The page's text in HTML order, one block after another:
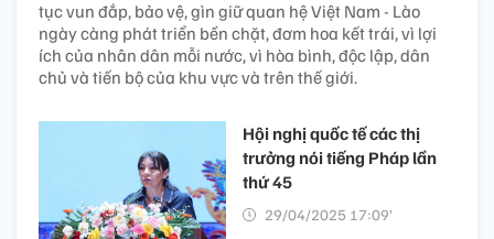
tục vun đắp, bảo vệ, gìn giữ quan hệ Việt Nam - Lào
ngày càng phát triển bền chặt, đơm hoa kết trái, vì lợi
ích của nhân dân mỗi nước, vì hòa bình, độc lập, dân
chủ và tiến bộ của khu vực và trên thế giới.
Hội nghị quốc tế các thị
trưởng nói tiếng Pháp lần
thứ 45
29/04/2025 17:09’